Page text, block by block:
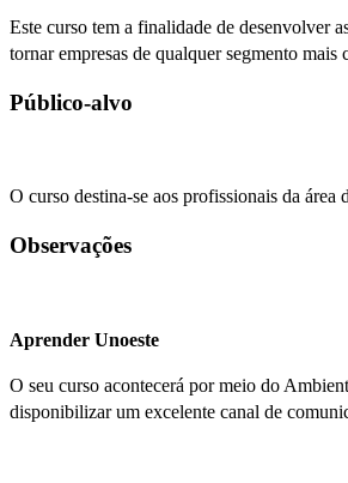
Este curso tem a finalidade de desenvolver
tornar empresas de qualquer segmento
Público-alvo
O curso destina-se aos profissionais da área
Observações
Aprender Unoeste
O seu curso acontecerá por meio do
disponibilizar um excelente canal de